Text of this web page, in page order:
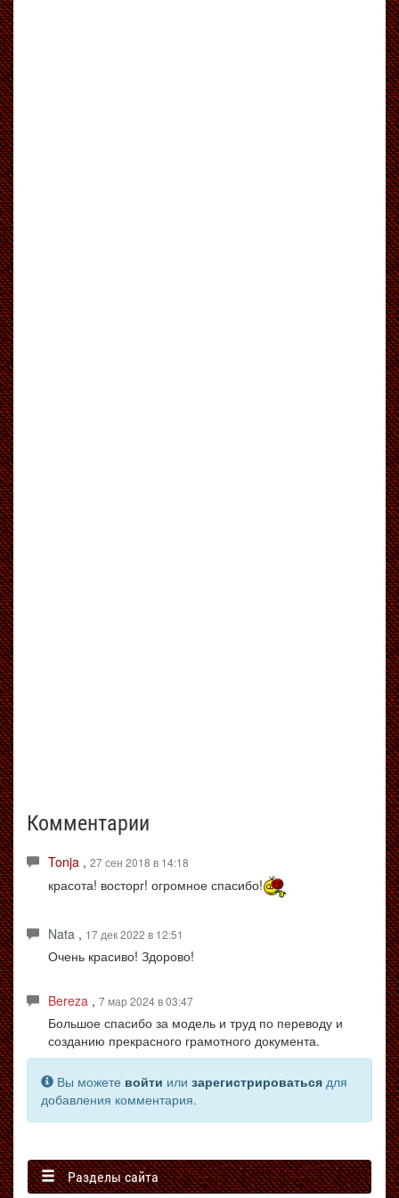
Комментарии
Tonja , 27 сен 2018 в 14:18
красота! восторг! огромное спасибо!
Nata , 17 дек 2022 в 12:51
Очень красиво! Здорово!
Bereza , 7 мар 2024 в 03:47
Большое спасибо за модель и труд по переводу и
созданию прекрасного грамотного документа.
Вы можете войти или зарегистрироваться для
добавления комментария.
Разделы сайта